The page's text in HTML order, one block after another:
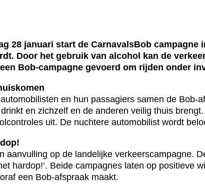
28 januari start de CarnavalsBob
Door het gebruik van alcohol kan de
Bob-campagne gevoerd om rijden onder
en hun passagiers samen de
en zichzelf en de anderen veilig thuis
uit. De nuchtere automobilist wordt
aanvulling op de landelijke verkeerscampagne.
hardop!’. Beide campagnes laten op
een Bob-afspraak maakt.